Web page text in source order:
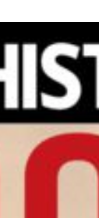
l’information.
pour les glaciers !